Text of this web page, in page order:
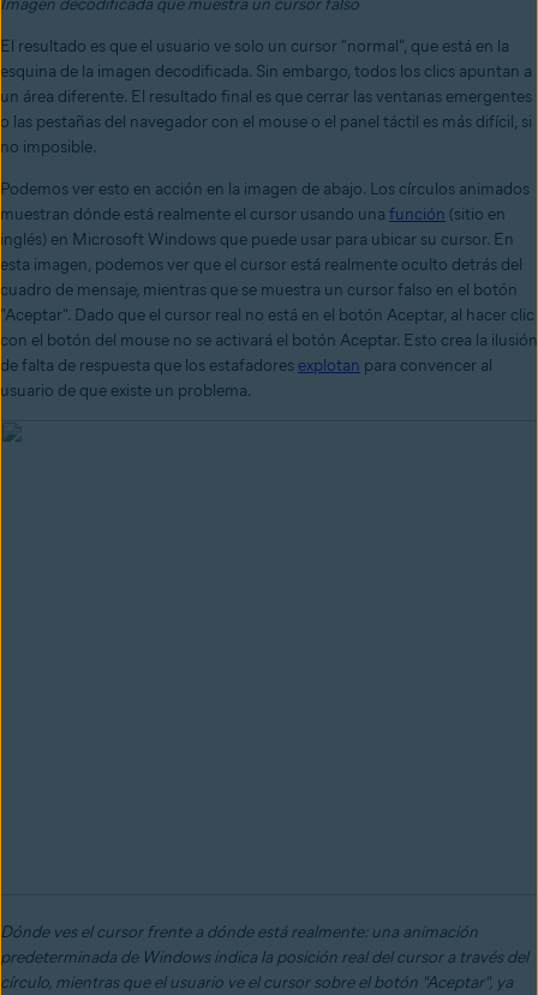
Imagen decodificada que muestra un cursor falso
El resultado es que el usuario ve solo un cursor "normal", que está en la
esquina de la imagen decodificada. Sin embargo, todos los clics apuntan a
un área diferente. El resultado final es que cerrar las ventanas emergentes
o las pestañas del navegador con el mouse o el panel táctil es más difícil, si
no imposible.
Podemos ver esto en acción en la imagen de abajo. Los círculos animados
muestran dónde está realmente el cursor usando una función (sitio en
inglés) en Microsoft Windows que puede usar para ubicar su cursor. En
esta imagen, podemos ver que el cursor está realmente oculto detrás del
cuadro de mensaje, mientras que se muestra un cursor falso en el botón
"Aceptar". Dado que el cursor real no está en el botón Aceptar, al hacer clic
con el botón del mouse no se activará el botón Aceptar. Esto crea la ilusión
de falta de respuesta que los estafadores explotan para convencer al
usuario de que existe un problema.
Dónde ves el cursor frente a dónde está realmente: una animación
predeterminada de Windows indica la posición real del cursor a través del
círculo, mientras que el usuario ve el cursor sobre el botón "Aceptar", ya